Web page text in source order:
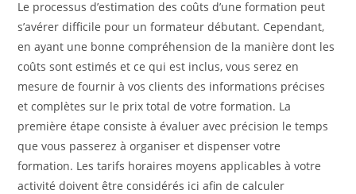
Le processus d’estimation des coûts d’une formation peut
s’avérer difficile pour un formateur débutant. Cependant,
en ayant une bonne compréhension de la manière dont les
coûts sont estimés et ce qui est inclus, vous serez en
mesure de fournir à vos clients des informations précises
et complètes sur le prix total de votre formation. La
première étape consiste à évaluer avec précision le temps
que vous passerez à organiser et dispenser votre
formation. Les tarifs horaires moyens applicables à votre
activité doivent être considérés ici afin de calculer